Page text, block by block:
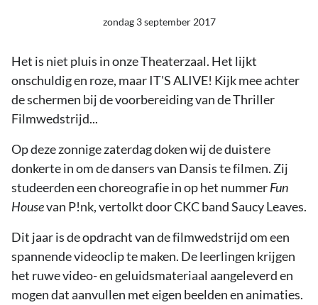
zondag 3 september 2017
Het is niet pluis in onze Theaterzaal. Het lijkt
onschuldig en roze, maar IT'S ALIVE! Kijk mee achter
de schermen bij de voorbereiding van de Thriller
Filmwedstrijd...
Op deze zonnige zaterdag doken wij de duistere
donkerte in om de dansers van Dansis te filmen. Zij
studeerden een choreografie in op het nummerFun
Housevan P!nk, vertolkt door CKC band Saucy Leaves.
Dit jaar is de opdracht van de filmwedstrijd om een
spannende videoclip te maken. De leerlingen krijgen
het ruwe video- en geluidsmateriaal aangeleverd en
mogen dat aanvullen met eigen beelden en animaties.